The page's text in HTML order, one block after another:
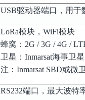
USB驱动器端口，用于
LoRa模块，WiFi模块
蜂窝：2G / 3G / 4G /
卫星：Inmarsat海事卫
注：Inmarsat SBD或微
RS232端口，最大波特